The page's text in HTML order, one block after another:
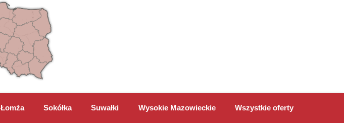
Łomża Sokółka Suwałki Wysokie Mazowieckie Wszystkie oferty